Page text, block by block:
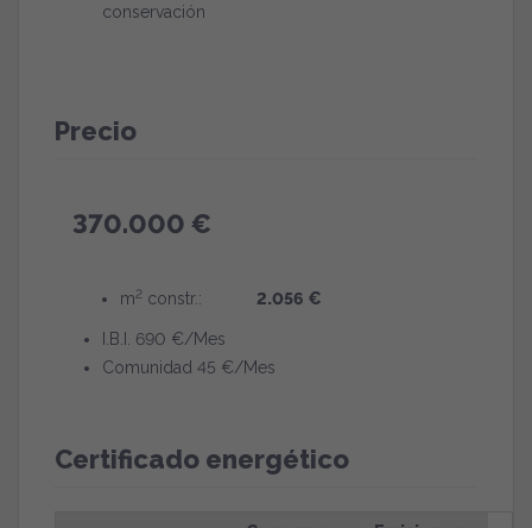
conservación
Precio
370.000 €
m2 constr.: 2.056 €
I.B.I. 690 €/Mes
Comunidad 45 €/Mes
Certificado energético